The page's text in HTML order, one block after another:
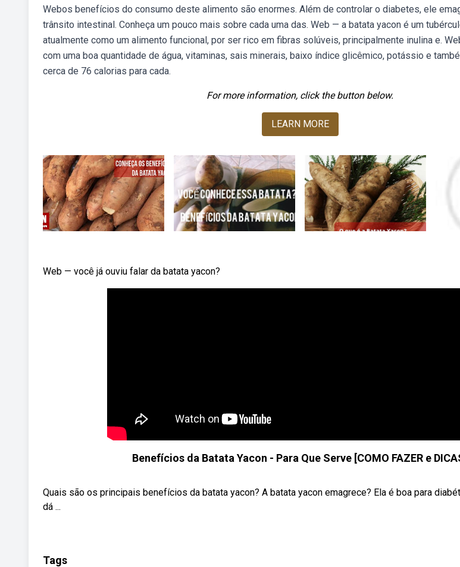
Webos benefícios do consumo deste alimento são enormes. Além de controlar o diabetes, ele
trânsito intestinal. Conheça um pouco mais sobre cada uma das. Web — a batata yacon é um
atualmente como um alimento funcional, por ser rico em fibras solúveis, principalmente inulina e.
com uma boa quantidade de água, vitaminas, sais minerais, baixo índice glicêmico, potássio e
cerca de 76 calorias para cada.
For more information, click the button below.
LEARN MORE
Web — você já ouviu falar da batata yacon?
Benefícios da Batata Yacon - Para Que Serve [COMO FAZER e
Quais são os principais benefícios da batata yacon? A batata yacon emagrece? Ela é boa para
dá ...
Tags